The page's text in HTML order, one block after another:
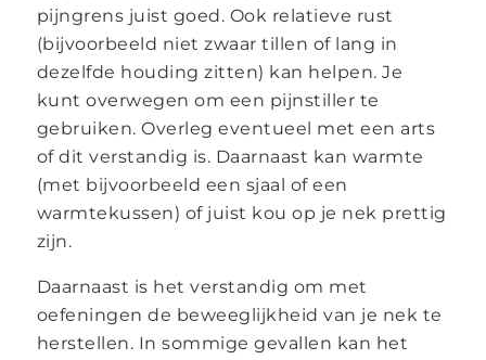
pijngrens juist goed. Ook relatieve rust
(bijvoorbeeld niet zwaar tillen of lang in
dezelfde houding zitten) kan helpen. Je
kunt overwegen om een pijnstiller te
gebruiken. Overleg eventueel met een arts
of dit verstandig is. Daarnaast kan warmte
(met bijvoorbeeld een sjaal of een
warmtekussen) of juist kou op je nek prettig
zijn.
Daarnaast is het verstandig om met
oefeningen de beweeglijkheid van je nek te
herstellen. In sommige gevallen kan het